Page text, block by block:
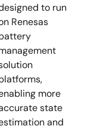
to run
Renesas
more
state
and